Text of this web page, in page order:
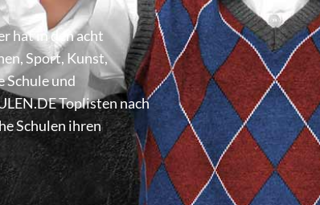
hat in den acht
Sport, Kunst,
Schule und
Toplisten nach
Schulen ihren